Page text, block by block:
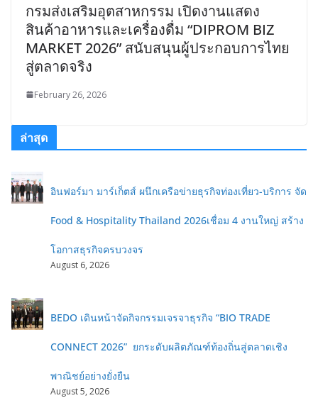
กรมส่งเสริมอุตสาหกรรม เปิดงานแสดง
สินค้าอาหารและเครื่องดื่ม “DIPROM BIZ
MARKET 2026” สนับสนุนผู้ประกอบการไทย
สู่ตลาดจริง
February 26, 2026
ล่าสุด
อินฟอร์มา มาร์เก็ตส์ ผนึกเครือข่ายธุรกิจท่องเที่ยว-บริการ จัด
Food & Hospitality Thailand 2026เชื่อม 4 งานใหญ่ สร้าง
โอกาสธุรกิจครบวงจร
August 6, 2026
BEDO เดินหน้าจัดกิจกรรมเจรจาธุรกิจ “BIO TRADE
CONNECT 2026” ยกระดับผลิตภัณฑ์ท้องถิ่นสู่ตลาดเชิง
พาณิชย์อย่างยั่งยืน
August 5, 2026